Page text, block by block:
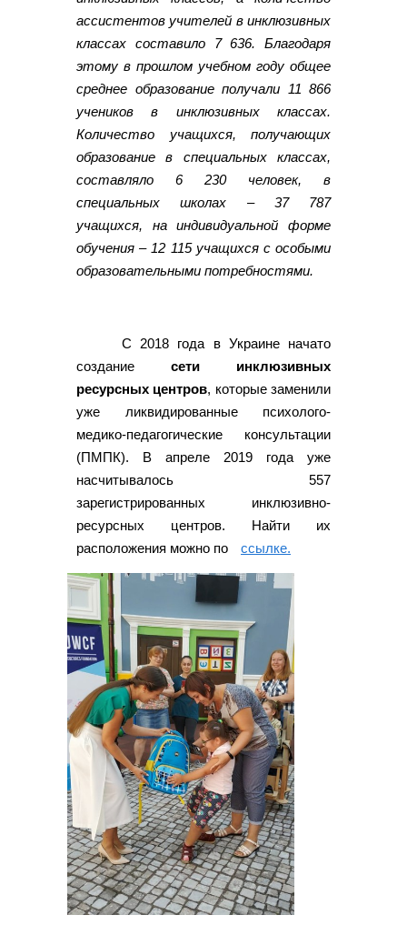
ассистентов учителей в инклюзивных
классах составило 7 636. Благодаря
этому в прошлом учебном году общее
среднее образование получали 11 866
учеников в инклюзивных классах.
Количество учащихся, получающих
образование в специальных классах,
составляло 6 230 человек, в
специальных школах – 37 787
учащихся, на индивидуальной форме
обучения – 12 115 учащихся с особыми
образовательными потребностями.
С 2018 года в Украине начато
создание сети инклюзивных
ресурсных центров, которые заменили
уже ликвидированные психолого-
медико-педагогические консультации
(ПМПК). В апреле 2019 года уже
насчитывалось 557
зарегистрированных инклюзивно-
ресурсных центров. Найти их
расположения можно по
ссылке.